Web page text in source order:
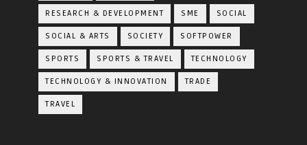
RESEARCH & DEVELOPMENT SME SOCIAL
SOCIAL & ARTS SOCIETY SOFTPOWER
SPORTS SPORTS & TRAVEL TECHNOLOGY
TECHNOLOGY & INNOVATION TRADE
TRAVEL